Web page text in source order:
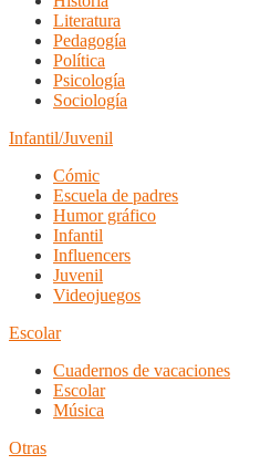
Literatura
Pedagogía
Política
Psicología
Sociología
Infantil/Juvenil
Cómic
Escuela de padres
Humor gráfico
Infantil
Influencers
Juvenil
Videojuegos
Escolar
Cuadernos de vacaciones
Escolar
Música
Otras